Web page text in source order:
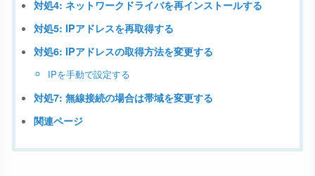
対処4: ネットワークドライバを再インストールする
対処5: IPアドレスを再取得する
対処6: IPアドレスの取得方法を変更する
IPを手動で設定する
対処7: 無線接続の場合は帯域を変更する
関連ページ